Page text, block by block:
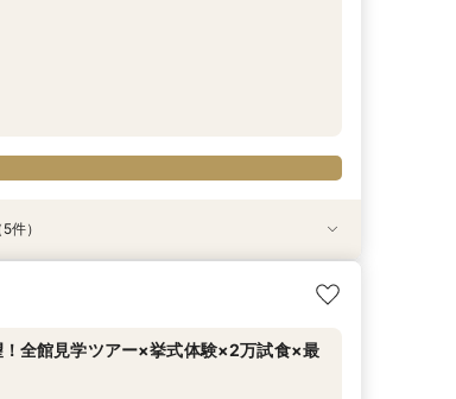
かり！1件目来館◎五感で印象に残すチャ
沢試食×都会の森を貸切る全館見学×個別
チ試食×全館見学ツアー／専属プランナー
得プランをご用意！専属プランナーによ
ャペル重視必見／話題の絶景チャペルで挙
件）
全館見学ツアー×挙式体験×2万試食×最